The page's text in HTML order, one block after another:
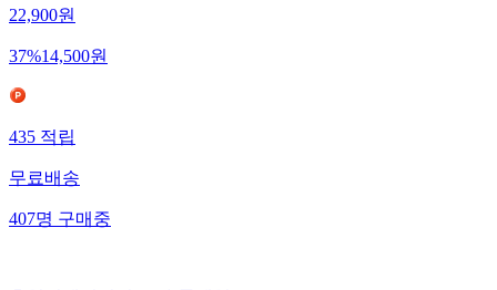
22,900원
37%14,500원
435적립
무료배송
407명구매중